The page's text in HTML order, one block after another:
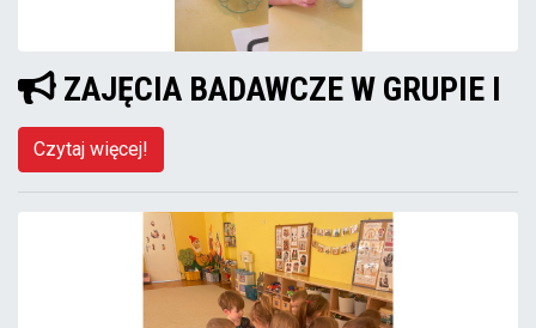
ZAJĘCIA BADAWCZE W GRUPIE I
Czytaj więcej!